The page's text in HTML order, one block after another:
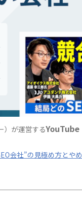
）が運営するYouTube
会社”の見極め方とや